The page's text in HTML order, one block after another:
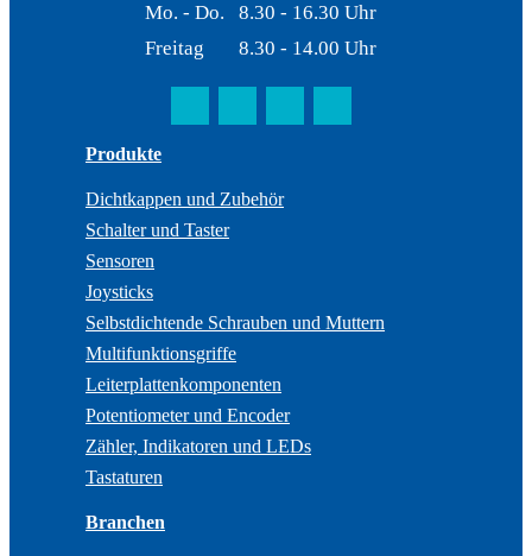
Mo. - Do.
8.30 - 16.30 Uhr
Freitag
8.30 - 14.00 Uhr
Produkte
Dichtkappen und Zubehör
Schalter und Taster
Sensoren
Joysticks
Selbstdichtende Schrauben und Muttern
Multifunktionsgriffe
Leiterplattenkomponenten
Potentiometer und Encoder
Zähler, Indikatoren und LEDs
Tastaturen
Branchen